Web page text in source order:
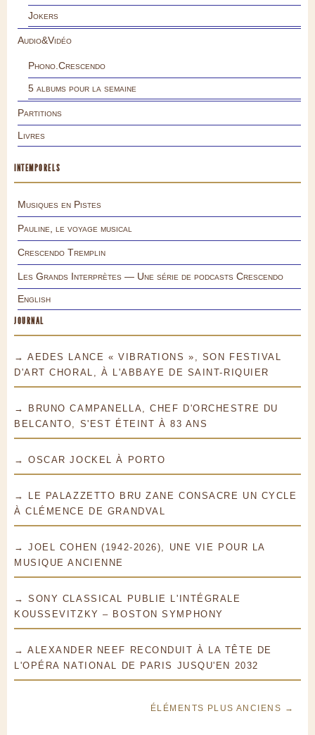
Jokers
Audio&Vidéo
Phono.Crescendo
5 albums pour la semaine
Partitions
Livres
INTEMPORELS
Musiques en Pistes
Pauline, le voyage musical
Crescendo Tremplin
Les Grands Interprètes — Une série de podcasts Crescendo
English
JOURNAL
→ AEDES LANCE « VIBRATIONS », SON FESTIVAL
D'ART CHORAL, À L'ABBAYE DE SAINT-RIQUIER
→ BRUNO CAMPANELLA, CHEF D'ORCHESTRE DU
BELCANTO, S'EST ÉTEINT À 83 ANS
→ OSCAR JOCKEL À PORTO
→ LE PALAZZETTO BRU ZANE CONSACRE UN CYCLE
À CLÉMENCE DE GRANDVAL
→ JOEL COHEN (1942-2026), UNE VIE POUR LA
MUSIQUE ANCIENNE
→ SONY CLASSICAL PUBLIE L'INTÉGRALE
KOUSSEVITZKY – BOSTON SYMPHONY
→ ALEXANDER NEEF RECONDUIT À LA TÊTE DE
L'OPÉRA NATIONAL DE PARIS JUSQU'EN 2032
ÉLÉMENTS PLUS ANCIENS →